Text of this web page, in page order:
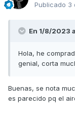
Publicado 3
En 1/8/2023
Hola, he
genial, corta
Buenas, se nota
es parecido pq el